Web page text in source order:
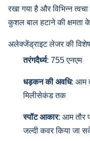
रखा गया है और विभिन्न
कुशल बाल हटाने की क्षमता
अलेक्जेंड्राइट लेजर की
तरंगदैर्ध्य: 755 एनएम
धड़कन की अवधि: आम
मिलीसेकंड तक
स्पॉट आकार: आम तौर
जल्दी कवर किया जा